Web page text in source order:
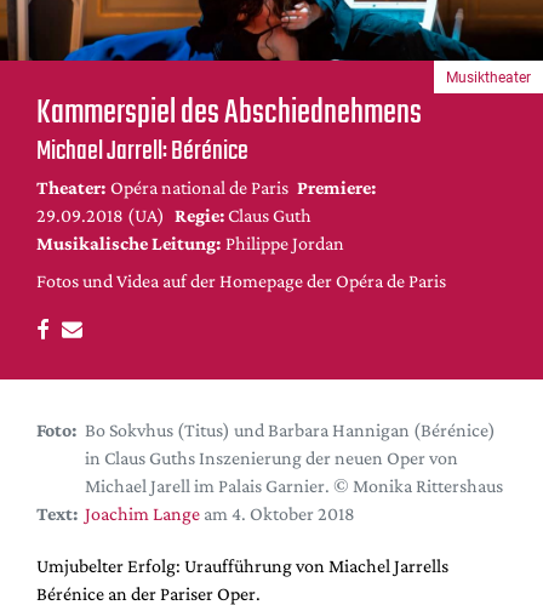
Bühnenwelt
Festivals & Veranstaltungen
Menschen & Theater
Themen
Internationales
Nachrufe
Medientipps
DdB-map
Kalender
Premierensuche
Hefte
Alle Hefte
Leseproben
Podcast
Kammerspiel des Abschiednehmens
Michael Jarrell: Bérénice
Theater: Opéra national de Paris Premiere:
29.09.2018 (UA) Regie: Claus Guth
Musikalische Leitung: Philippe Jordan
Fotos und Videa auf der Homepage der Opéra de Paris
Musiktheater
Foto: Bo Sokvhus (Titus) und Barbara Hannigan (Bérénice)
in Claus Guths Inszenierung der neuen Oper von
Michael Jarell im Palais Garnier. © Monika Rittershaus
Text: Joachim Lange am 4. Oktober 2018
Umjubelter Erfolg: Uraufführung von Miachel Jarrells
Bérénice an der Pariser Oper.